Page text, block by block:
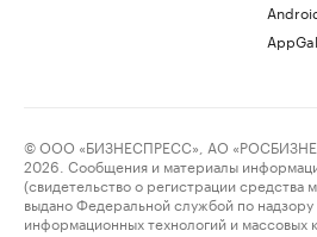
© ООО «БИЗНЕСПРЕСС», АО
2026. Сообщения и материалы
(свидетельство о регистрации средства
выдано Федеральной службой по надзору
информационных технологий и массовых